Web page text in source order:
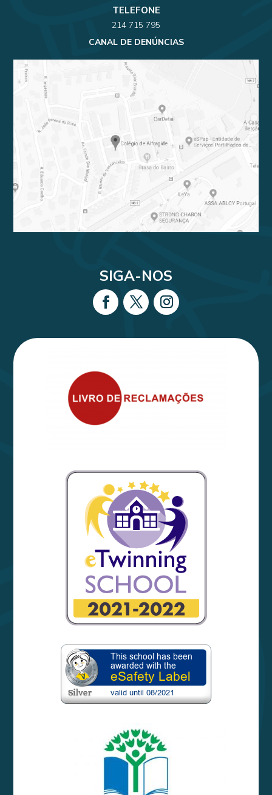
TELEFONE
214 715 795
CANAL DE DENÚNCIAS
SIGA-NOS